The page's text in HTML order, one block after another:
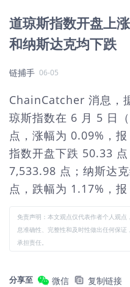
道琼斯指数开盘上
和纳斯达克均下跌
链捕手 06-05
ChainCatcher 消息，
琼斯指数在 6 月 5 日
点，涨幅为 0.09%，
指数开盘下跌 50.33
7,533.98 点；纳斯达
点，跌幅为 1.17%，报
免责声明：本文观点仅代表作者个人观
息准确性、完整性和及时性做出任何保
承担责任。
分享至 微信 复制链接